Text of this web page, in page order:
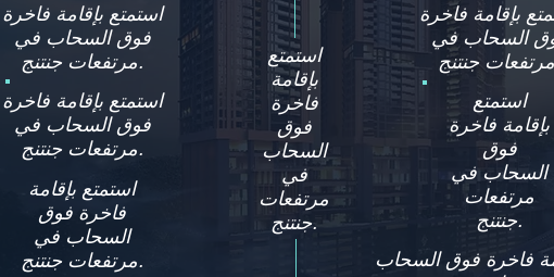
استمتع بإقامة فاخرة
فوق السحاب في
مرتفعات جنتنج.
استمتع بإقامة فاخرة
فوق السحاب في
مرتفعات جنتنج.
استمتع بإقامة
فاخرة فوق
السحاب في
مرتفعات جنتنج.
استمتع
بإقامة
فاخرة
فوق
السحاب
في
مرتفعات
جنتنج.
بإقامة فاخرة
السحاب في
استمتع
بإقامة فاخرة
فوق
السحاب في
مرتفعات
جنتنج.
فاخرة فوق السحاب